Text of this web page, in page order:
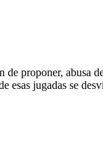
proponer, abusa
esas jugadas se